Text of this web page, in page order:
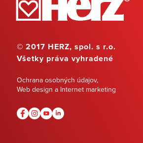
© 2017 HERZ, spol. s r.o.
Všetky práva vyhradené
Ochrana osobných údajov,
Web design a Internet marketing